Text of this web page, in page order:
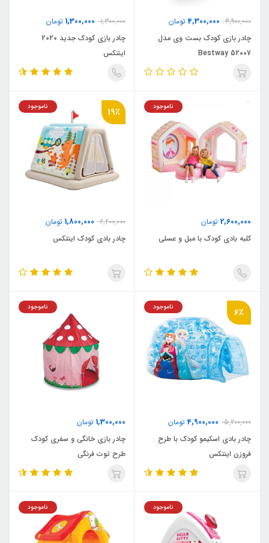
4,900,000
4,300,000تومان
چادر بازی کودک بست وی مدل
Bestway 52007
1,300,000
1,300,000 تومان
چادر بازی کودک جدید 2020
اینتکس
2,600,000 تومان
ناموجود
کلبه بادی کودک با مبل و عسلی
19٪
2,200,000
1,800,000 تومان
ناموجود
چادر بادی کودک اینتکس
6٪
5,200,000
4,900,000تومان
ناموجود
چادر بادی اسکیمو کودک با طرح
فروزن اینتکس
1,300,000 تومان
ناموجود
چادر بازی خانگی و سفری کودک
طرح توت فرنگی
ناموجود ناموجود